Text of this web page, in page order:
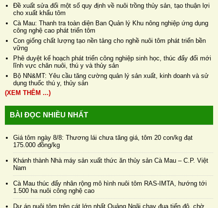
Đề xuất sửa đổi một số quy định về nuôi trồng thủy sản, tạo thuận lợi
cho xuất khẩu tôm
Cà Mau: Thanh tra toàn diện Ban Quản lý Khu nông nghiệp ứng dụng
công nghệ cao phát triển tôm
Con giống chất lượng tạo nền tảng cho nghề nuôi tôm phát triển bền
vững
Phê duyệt kế hoạch phát triển công nghiệp sinh học, thúc đẩy đổi mới
lĩnh vực chăn nuôi, thú y và thủy sản
Bộ NN&MT: Yêu cầu tăng cường quản lý sản xuất, kinh doanh và sử
dụng thuốc thú y, thủy sản
(XEM THÊM ...)
BÀI ĐỌC NHIỀU NHẤT
Giá tôm ngày 8/8: Thương lái chưa tăng giá, tôm 20 con/kg đạt
175.000 đồng/kg
Khánh thành Nhà máy sản xuất thức ăn thủy sản Cà Mau – C.P. Việt
Nam
Cà Mau thúc đẩy nhân rộng mô hình nuôi tôm RAS-IMTA, hướng tới
1.500 ha nuôi công nghệ cao
Dự án nuôi tôm trên cát lớn nhất Quảng Ngãi chạy đua tiến độ, chờ